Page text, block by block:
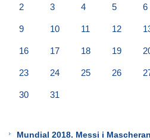
2 3 4 5 6
9 10 11 12
16 17 18 19
23 24 25 26
30 31
Mundial 2018. Messi i